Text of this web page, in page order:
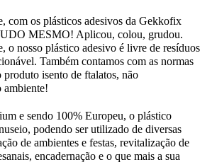
com os plásticos adesivos da Gekkofix
MESMO! Aplicou, colou, grudou.
o nosso plástico adesivo é livre de resíduos
Também contamos com as normas
produto isento de ftalatos, não
ambiente!
e sendo 100% Europeu, o plástico
podendo ser utilizado de diversas
de ambientes e festas, revitalização de
encadernação e o que mais a sua